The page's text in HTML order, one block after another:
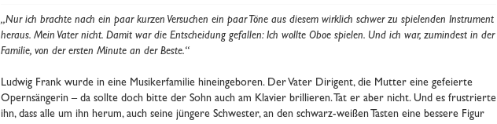
„Nur ich brachte nach ein paar kurzen Versuchen ein paar Töne aus diesem wirklich schwer zu spielenden Instrument
heraus. Mein Vater nicht. Damit war die Entscheidung gefallen: Ich wollte Oboe spielen. Und ich war, zumindest in der
Familie, von der ersten Minute an der Beste.“
Ludwig Frank wurde in eine Musikerfamilie hineingeboren. Der Vater Dirigent, die Mutter eine gefeierte
Opernsängerin – da sollte doch bitte der Sohn auch am Klavier brillieren. Tat er aber nicht. Und es frustrierte
ihn, dass alle um ihn herum, auch seine jüngere Schwester, an den schwarz-weißen Tasten eine bessere Figur